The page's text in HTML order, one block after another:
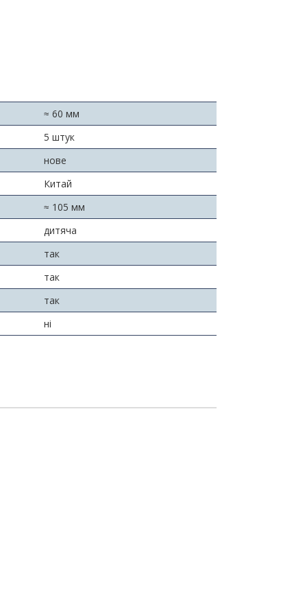
≈ 60 мм
5 штук
нове
Китай
≈ 105 мм
дитяча
так
так
так
ні